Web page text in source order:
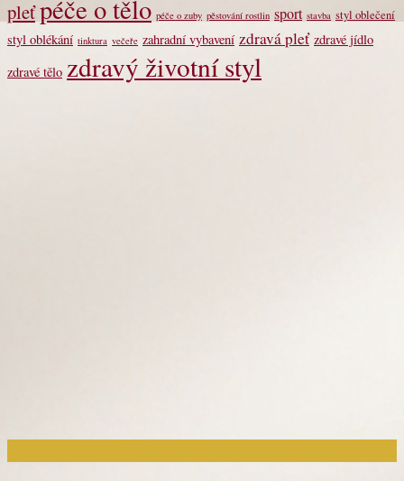
pleťpéče o tělo péče o zuby pěstování rostlin sport stavba styl oblečení
styl oblékání tinktura večeře zahradní vybavení zdravá pleť zdravé jídlo
zdravé tělo zdravý životní styl